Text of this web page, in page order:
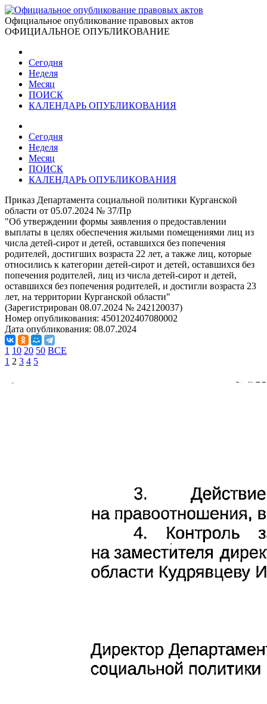
Официальное опубликование правовых актов
ОФИЦИАЛЬНОЕ ОПУБЛИКОВАНИЕ
Сегодня
Неделя
Месяц
ПОИСК
КАЛЕНДАРЬ ОПУБЛИКОВАНИЯ
Сегодня
Неделя
Месяц
ПОИСК
КАЛЕНДАРЬ ОПУБЛИКОВАНИЯ
Приказ Департамента социальной политики Курганской
области от 05.07.2024 № 37/Пр
"Об утверждении формы заявления о предоставлении
выплаты в целях обеспечения жилыми помещениями лиц из
числа детей-сирот и детей, оставшихся без попечения
родителей, достигших возраста 22 лет, а также лиц, которые
относились к категории детей-сирот и детей, оставшихся без
попечения родителей, лиц из числа детей-сирот и детей,
оставшихся без попечения родителей, и достигли возраста 23
лет, на территории Курганской области"
(Зарегистрирован 08.07.2024 № 242120037)
Номер опубликования: 4501202407080002
Дата опубликования: 08.07.2024
1 10 20 50 ВСЕ
1 2 3 4 5